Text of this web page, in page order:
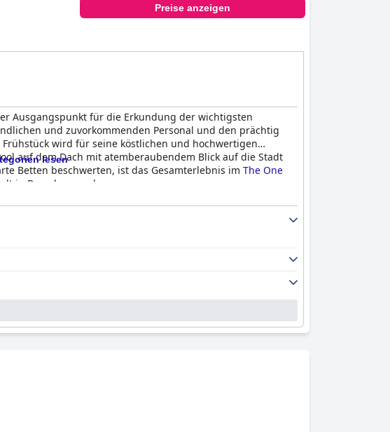
Preise anzeigen
Ausgangspunkt für die Erkundung der wichtigsten
und zuvorkommenden Personal und den prächtig
wird für seine köstlichen und hochwertigen
auf dem Dach mit atemberaubendem Blick auf die Stadt
Betten beschwerten, ist das Gesamterlebnis im The One
in Barcelona suchen.
lesen